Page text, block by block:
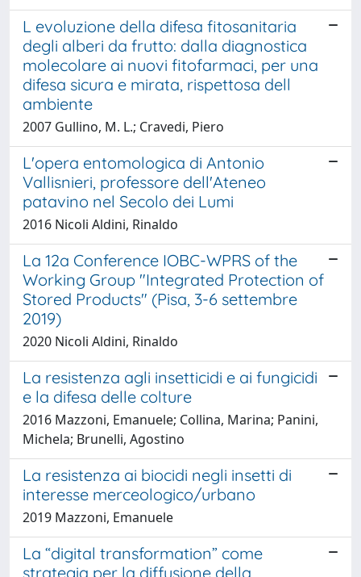
L evoluzione della difesa fitosanitaria
degli alberi da frutto: dalla diagnostica
molecolare ai nuovi fitofarmaci, per una
difesa sicura e mirata, rispettosa dell
ambiente
2007 Gullino, M. L.; Cravedi, Piero
L'opera entomologica di Antonio
Vallisnieri, professore dell'Ateneo
patavino nel Secolo dei Lumi
2016 Nicoli Aldini, Rinaldo
La 12a Conference IOBC-WPRS of the
Working Group "Integrated Protection of
Stored Products" (Pisa, 3-6 settembre
2019)
2020 Nicoli Aldini, Rinaldo
La resistenza agli insetticidi e ai fungicidi
e la difesa delle colture
2016 Mazzoni, Emanuele; Collina, Marina; Panini,
Michela; Brunelli, Agostino
La resistenza ai biocidi negli insetti di
interesse merceologico/urbano
2019 Mazzoni, Emanuele
La “digital transformation” come
strategia per la diffusione della